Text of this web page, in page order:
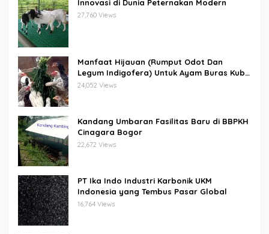
Innovasi di Dunia Peternakan Modern
27,760 Views
Manfaat Hijauan (Rumput Odot Dan
Legum Indigofera) Untuk Ayam Buras Kub
Dan Sensi
24,052 Views
Kandang Umbaran Fasilitas Baru di BBPKH
Cinagara Bogor
22,672 Views
PT Ika Indo Industri Karbonik UKM
Indonesia yang Tembus Pasar Global
16,764 Views